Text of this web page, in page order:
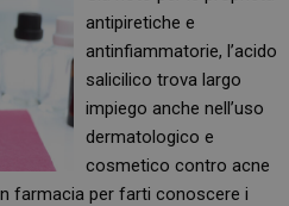
antipiretiche e
antinfiammatorie, l’acido
salicilico trova largo
impiego anche nell’uso
dermatologico e
cosmetico contro acne
farmacia per farti conoscere i